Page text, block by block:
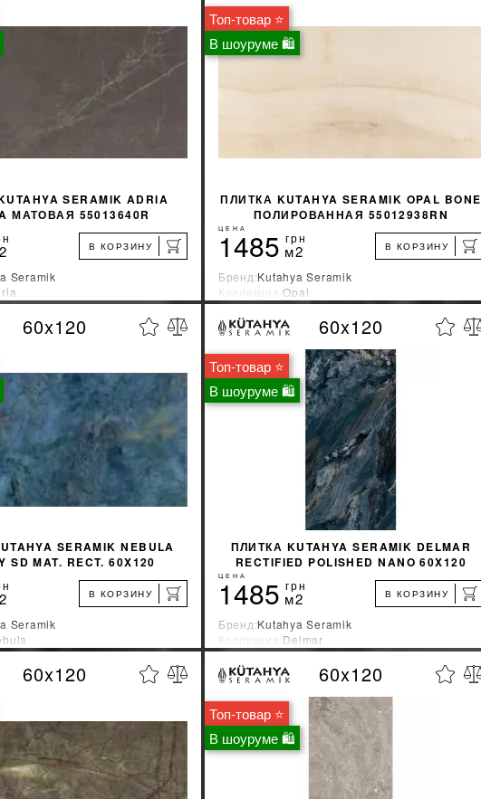
SERAMIK ADRIA
МАТОВАЯ 55013640R
В КОРЗИНУ
Seramik
Турция
УЗНАТЬ СВОЮ СКИДКУ %
КУПИТЬ
Топ-товар ⭐
В шоуруме 🛍
ПЛИТКА KUTAHYA SERAMIK OPAL BONE
ПОЛИРОВАННАЯ 55012938RN
ЦЕНА
1485 грн
м2 В КОРЗИНУ
Бренд:Kutahya Seramik
Коллекция:Opal
Страна-производитель:Турция
УЗНАТЬ СВОЮ СКИДКУ %
КУПИТЬ
60x120
SERAMIK NEBULA
SD MAT. RECT. 60X120
В КОРЗИНУ
Seramik
Турция
УЗНАТЬ СВОЮ СКИДКУ %
КУПИТЬ
Топ-товар ⭐
В шоуруме 🛍
60x120
ПЛИТКА KUTAHYA SERAMIK DELMAR
RECTIFIED POLISHED NANO 60X120
ЦЕНА
1485 грн
м2 В КОРЗИНУ
Бренд:Kutahya Seramik
Коллекция:Delmar
Страна-производитель:Турция
УЗНАТЬ СВОЮ СКИДКУ %
КУПИТЬ
60x120
Топ-товар ⭐
В шоуруме 🛍
60x120